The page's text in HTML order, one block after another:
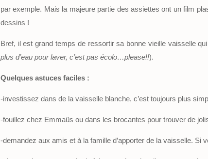
par exemple. Mais la majeure partie des assiettes ont un film
dessins !
Bref, il est grand temps de ressortir sa bonne vieille vaisselle
plus d’eau pour laver, c’est pas écolo…please!!).
Quelques astuces faciles :
-investissez dans de la vaisselle blanche, c’est toujours plus
-fouillez chez Emmaüs ou dans les brocantes pour trouver de
-demandez aux amis et à la famille d’apporter de la vaisselle. Si